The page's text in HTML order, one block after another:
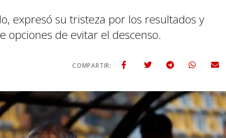
expresó su tristeza por los resultados y
opciones de evitar el descenso.
COMPARTIR: